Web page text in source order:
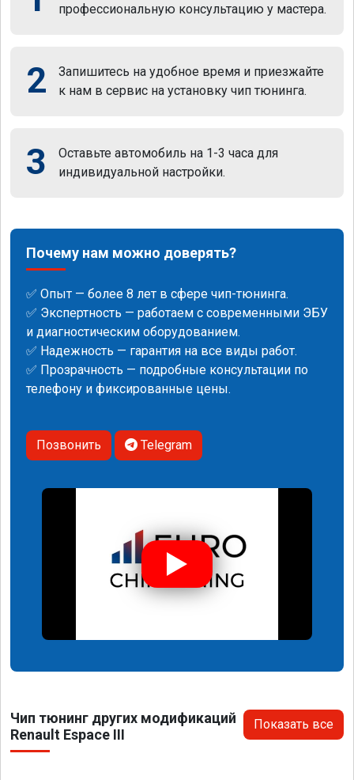
профессиональную консультацию у мастера.
2
Запишитесь на удобное время и приезжайте
к нам в сервис на установку чип тюнинга.
3
Оставьте автомобиль на 1-3 часа для
индивидуальной настройки.
Почему нам можно доверять?
✅ Опыт — более 8 лет в сфере чип-тюнинга.
✅ Экспертность — работаем с современными ЭБУ
и диагностическим оборудованием.
✅ Надежность — гарантия на все виды работ.
✅ Прозрачность — подробные консультации по
телефону и фиксированные цены.
Позвонить Telegram
Чип тюнинг других модификаций
Renault Espace III
Показать все